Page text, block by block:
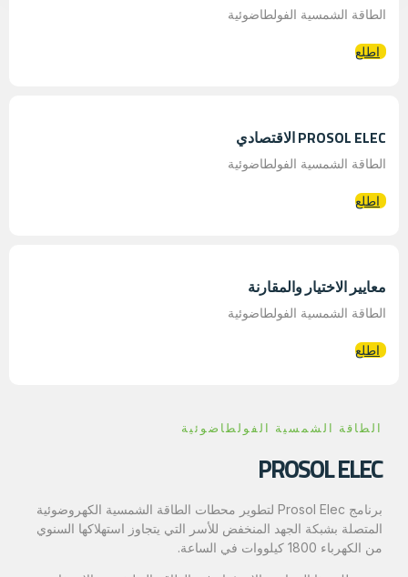
الطاقة الشمسية الفولطاضوئية
اطلع
PROSOL ELEC الاقتصادي
الطاقة الشمسية الفولطاضوئية
اطلع
معايير الاختيار والمقارنة
الطاقة الشمسية الفولطاضوئية
اطلع
الطاقة الشمسية الفولطاضوئية
PROSOL ELEC
برنامج Prosol Elec لتطوير محطات الطاقة الشمسية الكهروضوئية
المتصلة بشبكة الجهد المنخفض للأسر التي يتجاوز استهلاكها السنوي
من الكهرباء 1800 كيلووات في الساعة.